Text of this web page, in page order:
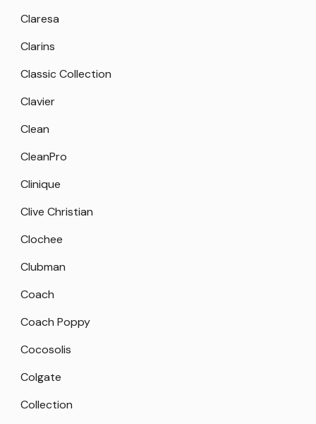
Claresa
Clarins
Classic Collection
Clavier
Clean
CleanPro
Clinique
Clive Christian
Clochee
Clubman
Coach
Coach Poppy
Cocosolis
Colgate
Collection